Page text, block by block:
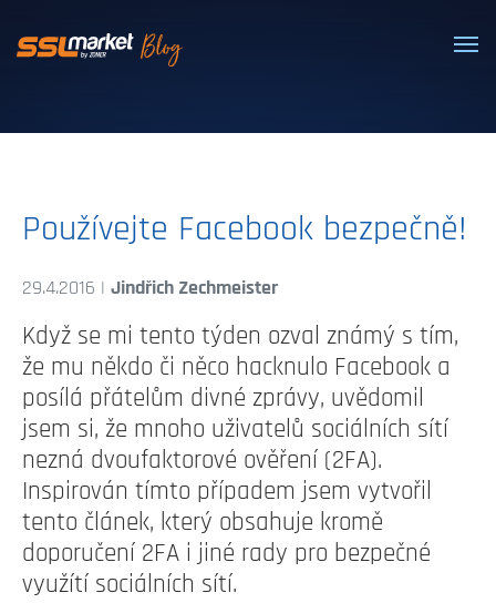
Dôveryhodné SSL/TLS certifikáty
Používejte Facebook bezpečně!
29.4.2016 | Jindřich Zechmeister
Když se mi tento týden ozval známý s tím,
že mu někdo či něco hacknulo Facebook a
posílá přátelům divné zprávy, uvědomil
jsem si, že mnoho uživatelů sociálních sítí
nezná dvoufaktorové ověření (2FA).
Inspirován tímto případem jsem vytvořil
tento článek, který obsahuje kromě
doporučení 2FA i jiné rady pro bezpečné
využítí sociálních sítí.